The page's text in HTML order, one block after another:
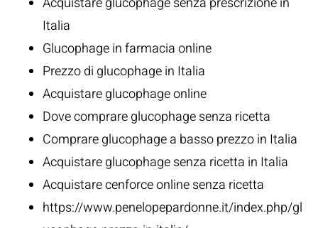
Italia
Glucophage in farmacia online
Prezzo di glucophage in Italia
Acquistare glucophage online
Dove comprare glucophage senza ricetta
Comprare glucophage a basso prezzo in Italia
Acquistare glucophage senza ricetta in Italia
Acquistare cenforce online senza ricetta
https://www.penelopepardonne.it/index.php/gl